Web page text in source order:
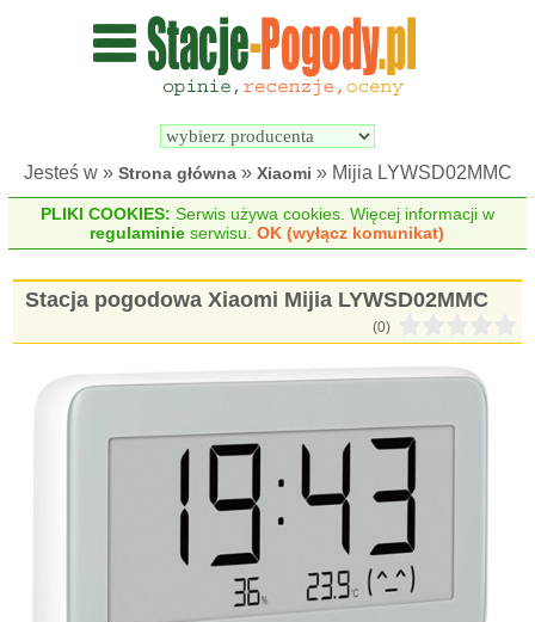
Wyszukiwarka
pogodowych
Jesteś w » Strona główna» Xiaomi » Mijia LYWSD02MMC
PLIKI COOKIES: Serwis używa cookies. Więcej informacji w
regulaminie serwisu.OK (wyłącz komunikat)
Stacja pogodowa Xiaomi Mijia LYWSD02MMC
(0)